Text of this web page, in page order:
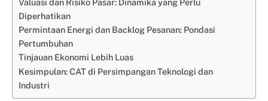
Valuasi dan Risiko Pasar: Dinamika yang Perlu
Diperhatikan
Permintaan Energi dan Backlog Pesanan: Pondasi
Pertumbuhan
Tinjauan Ekonomi Lebih Luas
Kesimpulan: CAT di Persimpangan Teknologi dan
Industri